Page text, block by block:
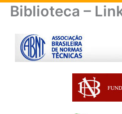
Biblioteca –